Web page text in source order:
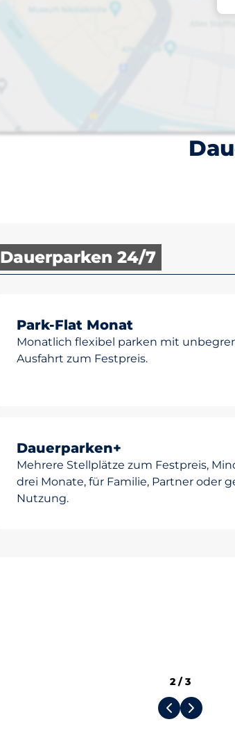
Dauerparken 24/7
Park-Flat Monat
Monatlich flexibel parken mit
Ausfahrt zum Festpreis.
Dauerparken+
Mehrere Stellplätze zum Festpreis,
drei Monate, für Familie, Partner oder
Nutzung.
2 /3